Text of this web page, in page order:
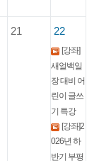
21 22
[강좌]
새얼백일
장 대비 어
린이 글쓰
기 특강
[강좌]2
026년 하
반기 부평